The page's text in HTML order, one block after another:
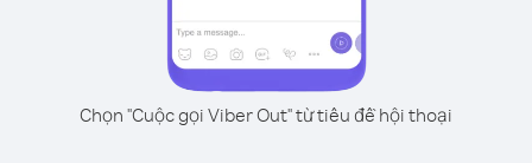
Chọn "Cuộc gọi Viber Out" từ tiêu đề hội thoại